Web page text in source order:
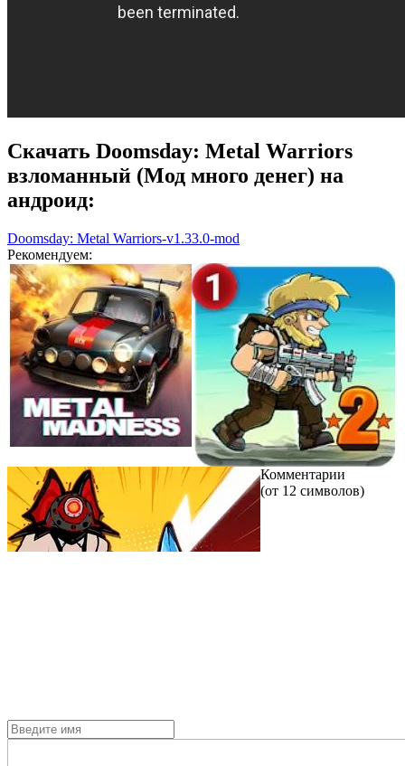
Скачать Doomsday: Metal Warriors
взломанный (Мод много денег) на
андроид:
Doomsday: Metal Warriors-v1.33.0-mod
Рекомендуем:
Комментарии
(от 12 символов)